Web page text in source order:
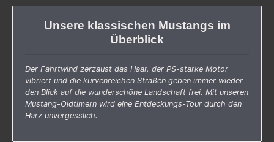
Unsere klassischen Mustangs im
Überblick
Der Fahrtwind zerzaust das Haar, der PS-starke Motor
vibriert und die kurvenreichen Straßen geben immer wieder
den Blick auf die wunderschöne Landschaft frei. Mit unseren
Mustang-Oldtimern wird eine Entdeckungs-Tour durch den
Harz unvergesslich.